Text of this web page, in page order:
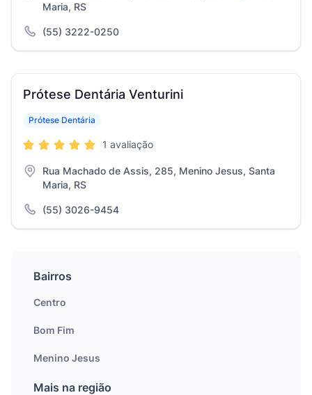
Maria, RS
(55) 3222-0250
Prótese Dentária Venturini
Prótese Dentária
1 avaliação
Rua Machado de Assis, 285, Menino Jesus, Santa
Maria, RS
(55) 3026-9454
Bairros
Centro
Bom Fim
Menino Jesus
Mais na região